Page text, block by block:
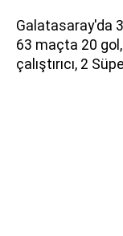
Galatasaray'da
63 maçta 20
çalıştırıcı, 2